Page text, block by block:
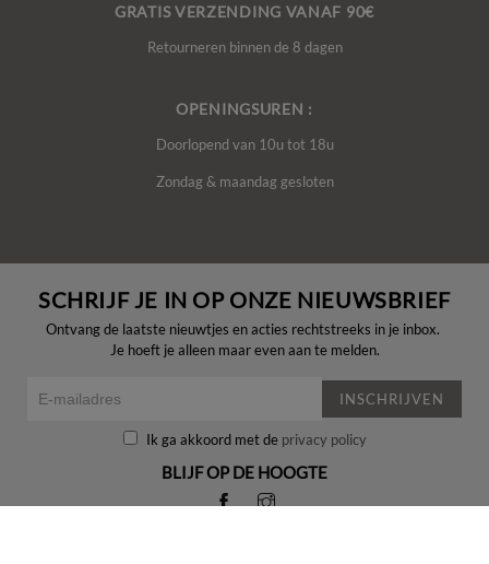
GRATIS VERZENDING VANAF 90€
Retourneren binnen de 8 dagen
OPENINGSUREN :
Doorlopend van 10u tot 18u
Zondag & maandag gesloten
SCHRIJF JE IN OP ONZE NIEUWSBRIEF
Ontvang de laatste nieuwtjes en acties rechtstreeks in je inbox.
Je hoeft je alleen maar even aan te melden.
INSCHRIJVEN
Ik ga akkoord met de privacy policy
BLIJF OP DE HOOGTE